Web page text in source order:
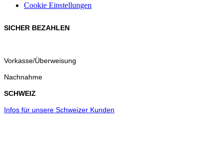
Cookie Einstellungen
SICHER BEZAHLEN
Vorkasse/Überweisung
Nachnahme
SCHWEIZ
Infos für unsere Schweizer Kunden